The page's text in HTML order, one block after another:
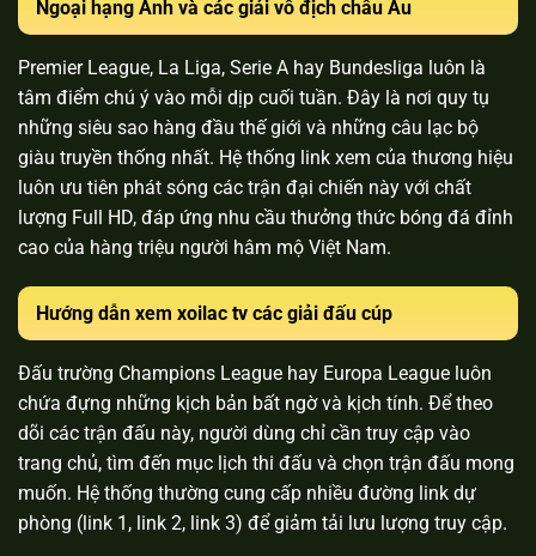
Ngoại hạng Anh và các giải vô địch châu Âu
Premier League, La Liga, Serie A hay Bundesliga luôn là
tâm điểm chú ý vào mỗi dịp cuối tuần. Đây là nơi quy tụ
những siêu sao hàng đầu thế giới và những câu lạc bộ
giàu truyền thống nhất. Hệ thống link xem của thương hiệu
luôn ưu tiên phát sóng các trận đại chiến này với chất
lượng Full HD, đáp ứng nhu cầu thưởng thức bóng đá đỉnh
cao của hàng triệu người hâm mộ Việt Nam.
Hướng dẫn xem xoilac tv các giải đấu cúp
Đấu trường Champions League hay Europa League luôn
chứa đựng những kịch bản bất ngờ và kịch tính. Để theo
dõi các trận đấu này, người dùng chỉ cần truy cập vào
trang chủ, tìm đến mục lịch thi đấu và chọn trận đấu mong
muốn. Hệ thống thường cung cấp nhiều đường link dự
phòng (link 1, link 2, link 3) để giảm tải lưu lượng truy cập.